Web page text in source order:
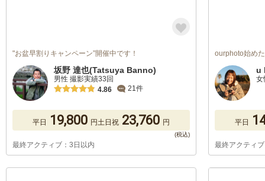
"お盆早割りキャンペーン”開催中です！
坂野 達也(Tatsuya Banno)
男性 撮影実績33回
4.86
21件
平日 19,800 円土日祝 23,760 円
最終アクティブ：3日以内
ourphoto始め
u
女
平日
最終アクティ